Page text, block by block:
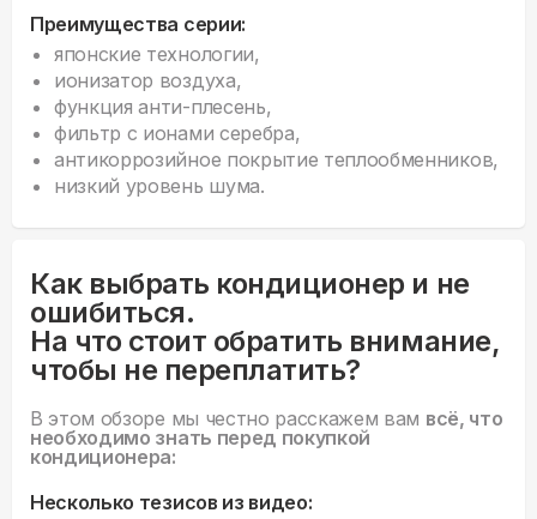
Преимущества серии:
японские технологии,
ионизатор воздуха,
функция анти-плесень,
фильтр с ионами серебра,
антикоррозийное покрытие теплообменников,
низкий уровень шума.
Как выбрать кондиционер и не
ошибиться.
На что стоит обратить внимание,
чтобы не переплатить?
В этом обзоре мы честно расскажем вам всё, что
необходимо знать перед покупкой
кондиционера:
Несколько тезисов из видео: